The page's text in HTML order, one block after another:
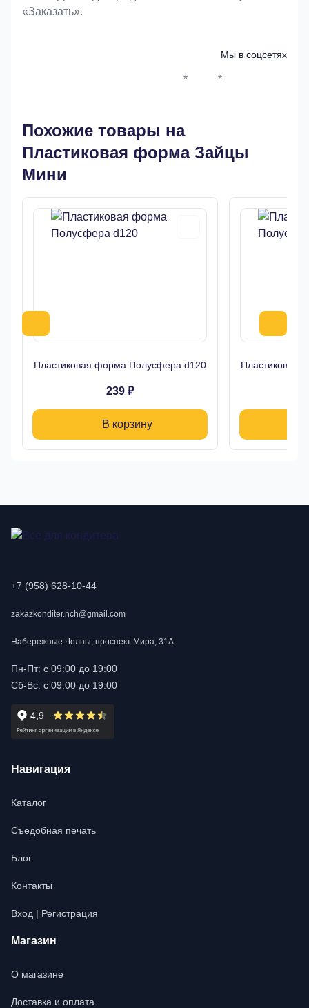
«Заказать».
Мы в соцсетях
* *
Похожие товары на
Пластиковая форма Зайцы
Мини
Пластиковая форма Полусфера d120
239 ₽
В корзину
Пластиковая
+7 (958) 628-10-44
zakazkonditer.nch@gmail.com
Набережные Челны, проспект Мира, 31А
Пн-Пт: с 09:00 до 19:00
Сб-Вс: с 09:00 до 19:00
Навигация
Каталог
Съедобная печать
Блог
Контакты
Вход | Регистрация
Магазин
О магазине
Доставка и оплата